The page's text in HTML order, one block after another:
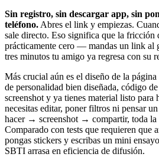
Sin registro, sin descargar app, sin
teléfono.Abres el link y empiezas.
sale directo. Eso significa que la fricción
prácticamente cero — mandas un link al
tres minutos tu amigo ya regresa con su
Más crucial aún es el diseño de la
de personalidad bien diseñada, código
screenshot y ya tienes material listo para
necesitas editar, poner filtros ni pensar
hacer → screenshot → compartir, toda la
Comparado con tests que requieren que
pongas stickers y escribas un mini
SBTI arrasa en eficiencia de difusión.